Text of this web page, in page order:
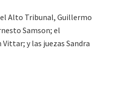
Alto Tribunal, Guillermo
Samson; el
y las juezas Sandra